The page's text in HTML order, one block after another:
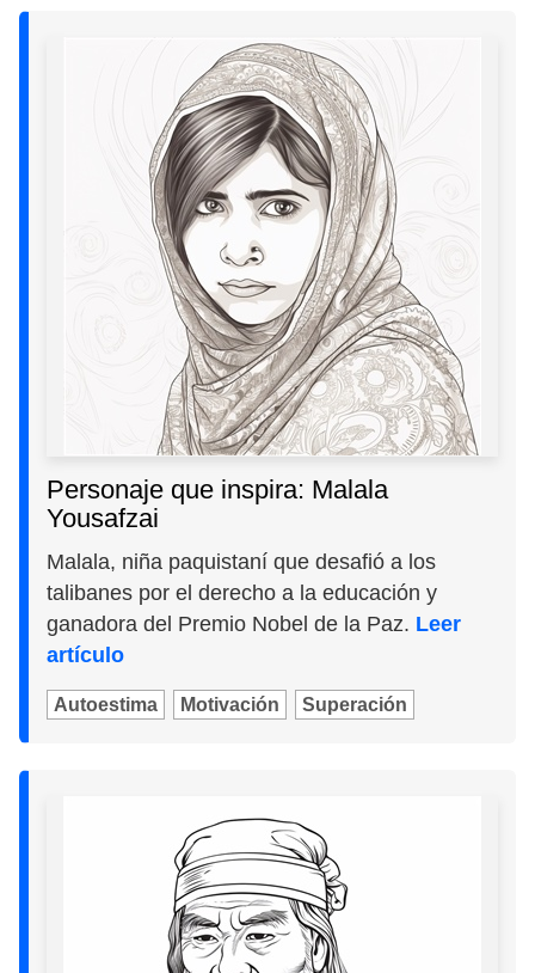
Personaje que inspira: Malala
Yousafzai
Malala, niña paquistaní que desafió a los
talibanes por el derecho a la educación y
ganadora del Premio Nobel de la Paz. Leer
artículo
Autoestima Motivación Superación